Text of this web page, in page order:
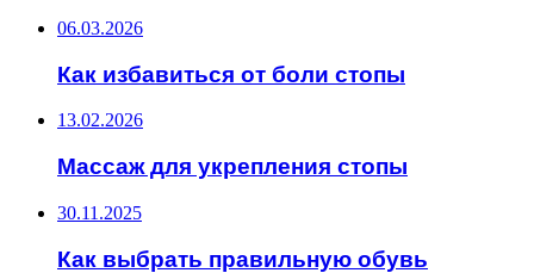
06.03.2026
Как избавиться от боли стопы
13.02.2026
Массаж для укрепления стопы
30.11.2025
Как выбрать правильную обувь